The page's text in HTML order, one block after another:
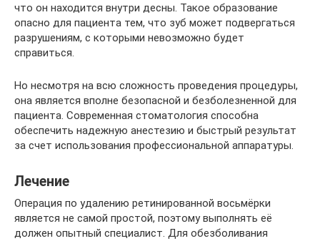
что он находится внутри десны. Такое образование
опасно для пациента тем, что зуб может подвергаться
разрушениям, с которыми невозможно будет
справиться.
Но несмотря на всю сложность проведения процедуры,
она является вполне безопасной и безболезненной для
пациента. Современная стоматология способна
обеспечить надежную анестезию и быстрый результат
за счет использования профессиональной аппаратуры.
Лечение
Операция по удалению ретинированной восьмёрки
является не самой простой, поэтому выполнять её
должен опытный специалист. Для обезболивания